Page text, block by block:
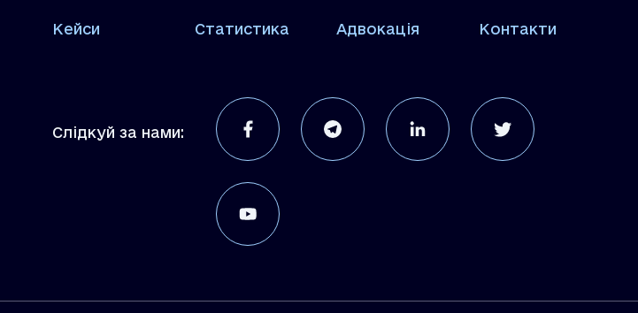
Кейси Статистика Адвокація Контакти
Слідкуй за нами: